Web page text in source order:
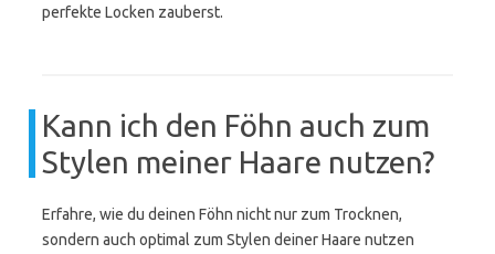
perfekte Locken zauberst.
Kann ich den Föhn auch zum
Stylen meiner Haare nutzen?
Erfahre, wie du deinen Föhn nicht nur zum Trocknen,
sondern auch optimal zum Stylen deiner Haare nutzen